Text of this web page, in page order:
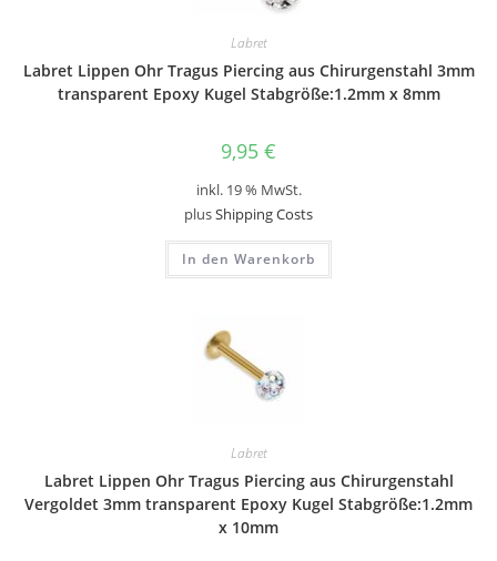
Labret
Labret Lippen Ohr Tragus Piercing aus Chirurgenstahl 3mm
transparent Epoxy Kugel Stabgröße:1.2mm x 8mm
9,95 €
inkl. 19 % MwSt.
plusShipping Costs
In den Warenkorb
Labret
Labret Lippen Ohr Tragus Piercing aus Chirurgenstahl
Vergoldet 3mm transparent Epoxy Kugel Stabgröße:1.2mm
x 10mm